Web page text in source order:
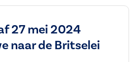
27 mei 2024
naar de Britselei